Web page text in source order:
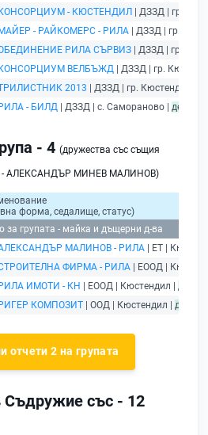
КОНСОРЦИУМ - КЮСТЕНДИЛ | ДЗЗД | гр.
МАЙЕР - РАЙКОМЕРС - РИЛА | ДЗЗД | гр.
РИЛА СЪРВИЗ | ДЗЗД | гр.
КОНСОРЦИУМ ВЕЛБЪЖД | ДЗЗД | гр.
2013 | ДЗЗД | гр. Кюстендил |
РИЛА - БИЛД | ДЗЗД | с. Самораново |
- 4 (дружества със същия
- АЛЕКСАНДЪР МИНЕВ МАЛИНОВ)
форма, седалище, статус)
за групата - майка и дъщерни д-ва
МАЛИНОВ - РИЛА | ЕТ |
ФИРМА - РИЛА | ЕООД |
РИЛА ИМОТИ - КН | ЕООД | Кюстендил |
РИГЕР КОМПОЗИТ | ООД | Кюстендил |
отчети 2 на групата
със - 12